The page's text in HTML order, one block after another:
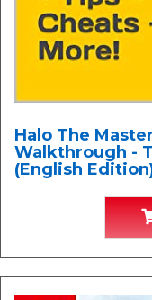
Halo The
Walkthrough -
(English